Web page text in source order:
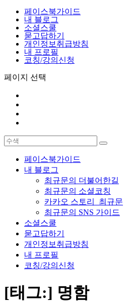
페이스북가이드
내 블로그
소셜스쿨
묻고답하기
개인정보취급방침
내 프로필
코칭/강의신청
페이지 선택
페이스북가이드
내 블로그
최규문의 더불어한길
최규문의 소셜코칭
카카오 스토리_최규문
최규문의 SNS 가이드
소셜스쿨
묻고답하기
개인정보취급방침
내 프로필
코칭/강의신청
[태그:] 명함